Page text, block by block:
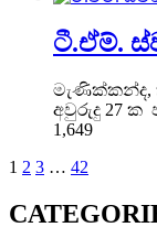
ටී.ඒම්.
අවුරුදු 27 ක
1,649
1 2 3 … 42